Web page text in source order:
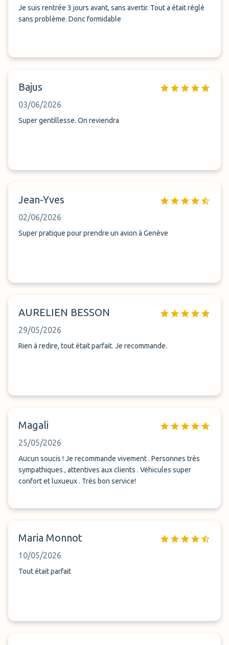
Je suis rentrée 3 jours avant, sans avertir. Tout a était réglé
sans problème. Donc formidable
Bajus
03/06/2026
Super gentillesse. On reviendra
Jean-Yves
02/06/2026
Super pratique pour prendre un avion à Genève
AURELIEN BESSON
29/05/2026
Rien à redire, tout était parfait. Je recommande.
Magali
25/05/2026
Aucun soucis ! Je recommande vivement . Personnes très
sympathiques , attentives aux clients . Véhicules super
confort et luxueux . Très bon service!
Maria Monnot
10/05/2026
Tout était parfait